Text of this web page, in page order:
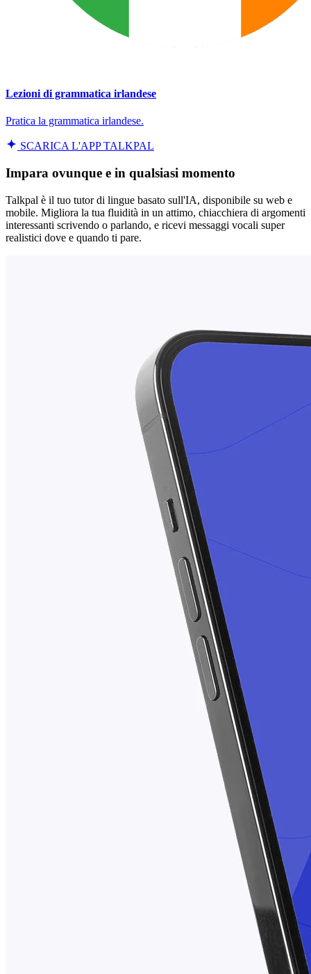
Lezioni di grammatica irlandese
Pratica la grammatica irlandese.
SCARICA L'APP TALKPAL
Impara ovunque e in qualsiasi momento
Talkpal è il tuo tutor di lingue basato sull'IA, disponibile su web e
mobile. Migliora la tua fluidità in un attimo, chiacchiera di argomenti
interessanti scrivendo o parlando, e ricevi messaggi vocali super
realistici dove e quando ti pare.